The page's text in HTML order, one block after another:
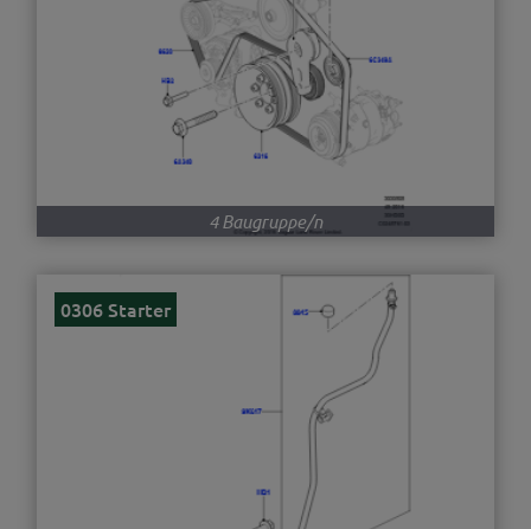
4 Baugruppe/n
0306 Starter